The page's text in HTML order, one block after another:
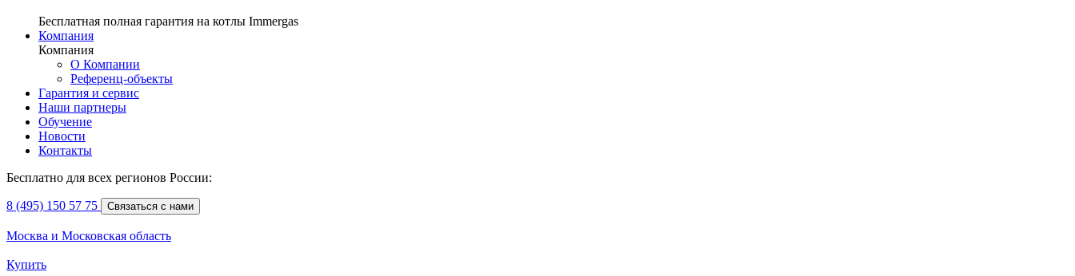
Бесплатная полная гарантия на котлы Immergas
Компания
Компания
О Компании
Референц-объекты
Гарантия и сервис
Наши партнеры
Обучение
Новости
Контакты
Бесплатно для всех регионов России:
8 (495) 150 57 75 Связаться с нами
Москва и Московская область
Купить